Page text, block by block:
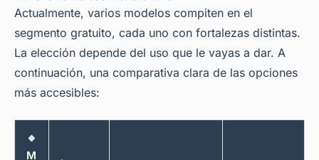
Actualmente, varios modelos compiten en el
segmento gratuito, cada uno con fortalezas distintas.
La elección depende del uso que le vayas a dar. A
continuación, una comparativa clara de las opciones
más accesibles:
🔹
M